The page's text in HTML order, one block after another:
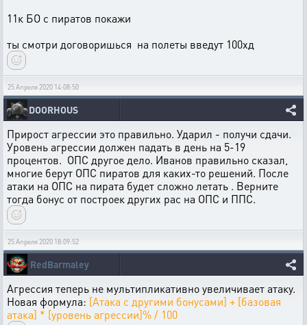
11к БО с пиратов покажи
ты смотри договоришься на полеты введут 100хд
25 Апреля 2020 14:08:50
DOORHOUS
Прирост агрессии это правильно. Ударил - получи сдачи.
Уровень агрессии должен падать в день на 5-19
процентов. ОПС другое дело. Иванов правильно сказал,
многие берут ОПС пиратов для каких-то решений. После
атаки на ОПС на пирата будет сложно летать . Верните
тогда бонус от построек других рас на ОПС и ППС.
25 Апреля 2020 18:09:52
RedBarmaley
Агрессия теперь не мультипликативно увеличивает атаку.
Новая формула: [Атака с другими бонусами] + [базовая
атака] * [уровень агрессии]% / 100